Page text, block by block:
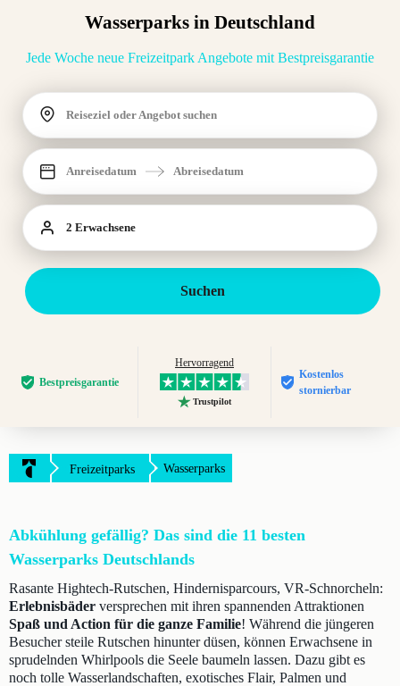
Wasserparks in Deutschland
Jede Woche neue Freizeitpark Angebote mit Bestpreisgarantie
Reiseziel oder Angebot suchen
Anreisedatum Abreisedatum
2 Erwachsene
Suchen
Bestpreis­garantie
Hervorragend
Trustpilot
Kostenlos
stornierbar
Freizeitparks Wasserparks
Abkühlung gefällig? Das sind die 11 besten
Wasserparks Deutschlands
Rasante Hightech-Rutschen, Hindernisparcours, VR-Schnorcheln:
Erlebnisbäder versprechen mit ihren spannenden Attraktionen
Spaß und Action für die ganze Familie! Während die jüngeren
Besucher steile Rutschen hinunter düsen, können Erwachsene in
sprudelnden Whirlpools die Seele baumeln lassen. Dazu gibt es
noch tolle Wasserlandschaften, exotisches Flair, Palmen und